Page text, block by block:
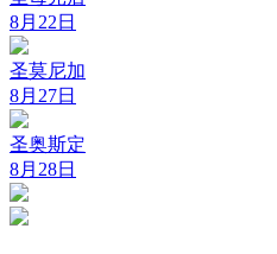
8月22日
圣莫尼加
8月27日
圣奥斯定
8月28日